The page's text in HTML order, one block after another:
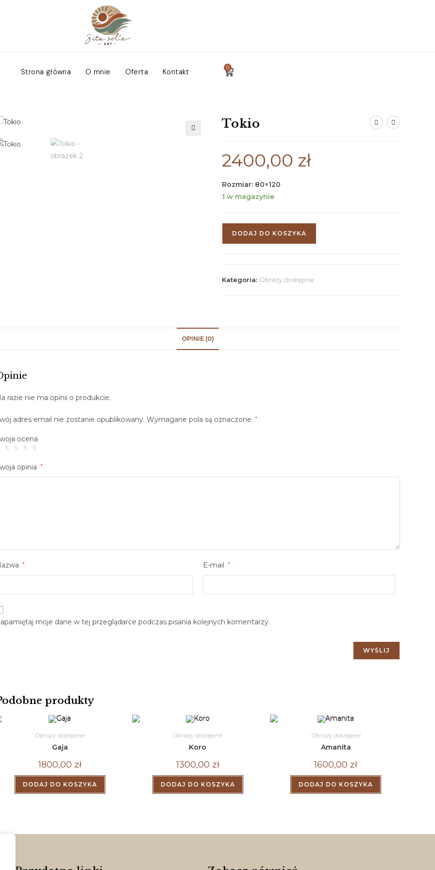
Strona główna O mnie Oferta Kontakt 0
Tokio
2400,00 zł
Rozmiar: 80×120
1 w magazynie
DODAJ DO KOSZYKA
Kategoria: Obrazy dostępne
OPINIE (0)
razie nie ma opinii o produkcie.
adres email nie zostanie opublikowany. Wymagane pola są oznaczone *
ocena
opinia *
* E-mail *
moje dane w tej przeglądarce podczas pisania kolejnych komentarzy.
produkty
Obrazy dostępne
Gaja
1800,00 zł
DODAJ DO KOSZYKA
Obrazy dostępne
Koro
1300,00 zł
DODAJ DO KOSZYKA
Obrazy dostępne
Amanita
1600,00 zł
DODAJ DO KOSZYKA